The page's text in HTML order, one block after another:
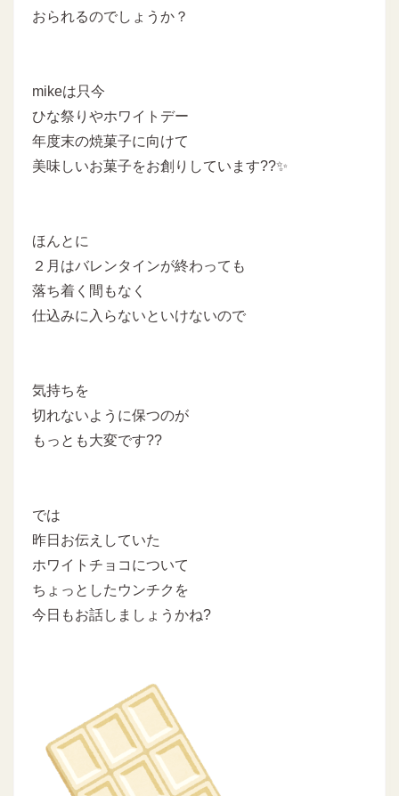
おられるのでしょうか？
mikeは只今
ひな祭りやホワイトデー
年度末の焼菓子に向けて
美味しいお菓子をお創りしています??✨
ほんとに
２月はバレンタインが終わっても
落ち着く間もなく
仕込みに入らないといけないので
気持ちを
切れないように保つのが
もっとも大変です??
では
昨日お伝えしていた
ホワイトチョコについて
ちょっとしたウンチクを
今日もお話しましょうかね?